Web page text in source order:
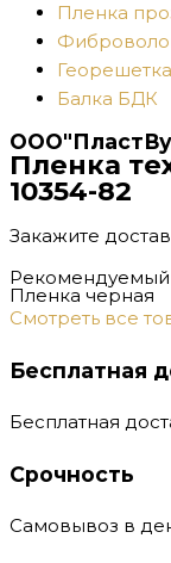
Пленка
Балка БДК
Пленка
10354-82
Закажите
Рекомендуемый
Пленка черная
Смотреть все
Бесплатная
Бесплатная
Срочность
Самовывоз в